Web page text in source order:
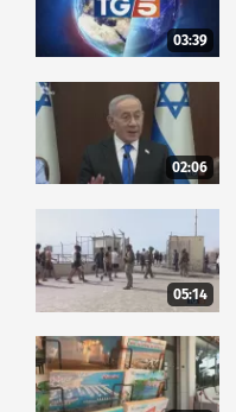
03:39
02:06
05:14